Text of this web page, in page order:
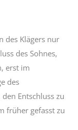
des Klägers nur
des Sohnes,
erst im
des
Entschluss zu
früher gefasst zu